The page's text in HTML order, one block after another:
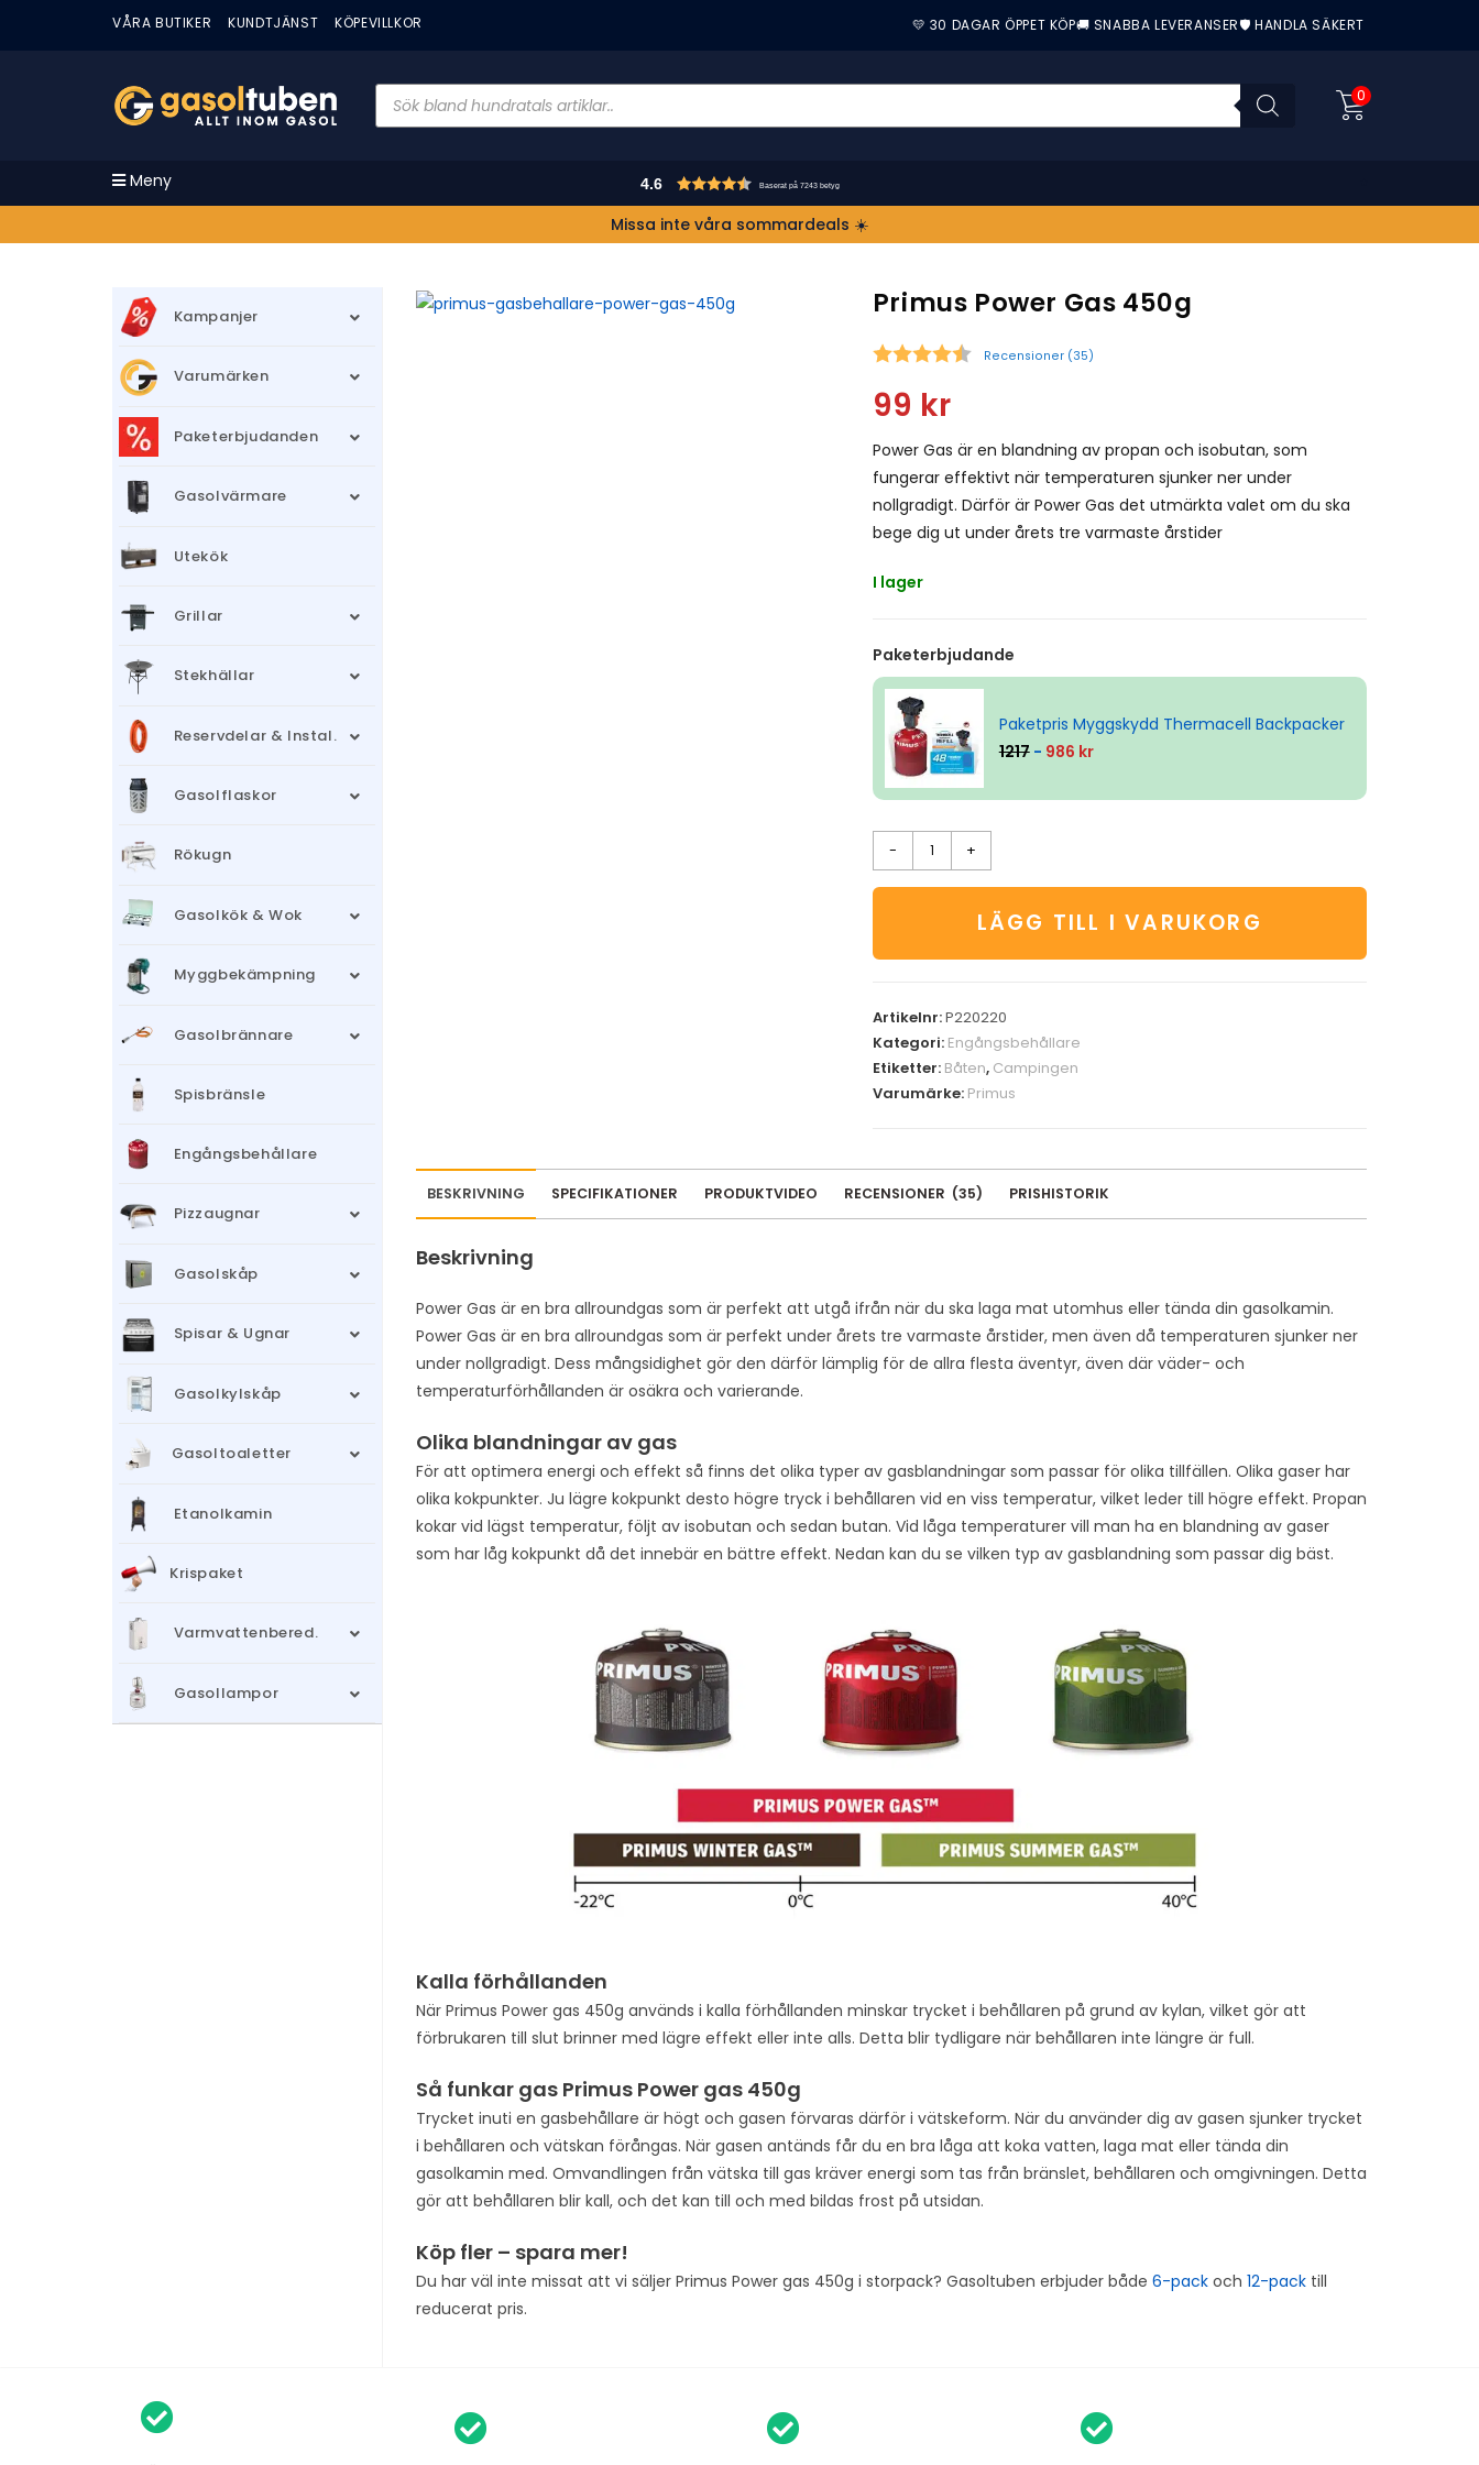
VÅRA BUTIKER KUNDTJÄNST KÖPEVILLKOR 💛 30 DAGAR ÖPPET KÖP🚚 SNABBA LEVERANSER🛡️ HANDLA SÄKERT
0
Meny 4.6 Baserat på 7243 betyg
Missa inte våra sommardeals ☀️
Primus Power Gas 450g
Recensioner (35)
99 kr
Power Gas är en blandning av propan och isobutan, som
fungerar effektivt när temperaturen sjunker ner under
nollgradigt. Därför är Power Gas det utmärkta valet om du ska
bege dig ut under årets tre varmaste årstider
I lager
Paketerbjudande
Paketpris Myggskydd Thermacell Backpacker
1217- 986 kr
- +
LÄGG TILL I VARUKORG
Artikelnr:P220220
Kategori: Engångsbehållare
Etiketter: Båten, Campingen
Varumärke: Primus
BESKRIVNING SPECIFIKATIONER PRODUKTVIDEO RECENSIONER (35) PRISHISTORIK
Beskrivning
Power Gas är en bra allroundgas som är perfekt att utgå ifrån när du ska laga mat utomhus eller tända din gasolkamin.
Power Gas är en bra allroundgas som är perfekt under årets tre varmaste årstider, men även då temperaturen sjunker ner
under nollgradigt. Dess mångsidighet gör den därför lämplig för de allra flesta äventyr, även där väder- och
temperaturförhållanden är osäkra och varierande.
Olika blandningar av gas
För att optimera energi och effekt så finns det olika typer av gasblandningar som passar för olika tillfällen. Olika gaser har
olika kokpunkter. Ju lägre kokpunkt desto högre tryck i behållaren vid en viss temperatur, vilket leder till högre effekt. Propan
kokar vid lägst temperatur, följt av isobutan och sedan butan. Vid låga temperaturer vill man ha en blandning av gaser
som har låg kokpunkt då det innebär en bättre effekt. Nedan kan du se vilken typ av gasblandning som passar dig bäst.
Kalla förhållanden
När Primus Power gas 450g används i kalla förhållanden minskar trycket i behållaren på grund av kylan, vilket gör att
förbrukaren till slut brinner med lägre effekt eller inte alls. Detta blir tydligare när behållaren inte längre är full.
Så funkar gas Primus Power gas 450g
Trycket inuti en gasbehållare är högt och gasen förvaras därför i vätskeform. När du använder dig av gasen sjunker trycket
i behållaren och vätskan förångas. När gasen antänds får du en bra låga att koka vatten, laga mat eller tända din
gasolkamin med. Omvandlingen från vätska till gas kräver energi som tas från bränslet, behållaren och omgivningen. Detta
gör att behållaren blir kall, och det kan till och med bildas frost på utsidan.
Köp fler – spara mer!
Du har väl inte missat att vi säljer Primus Power gas 450g i storpack? Gasoltuben erbjuder både 6-pack och 12-pack till
reducerat pris.
Kampanjer
Varumärken
Paketerbjudanden
Gasolvärmare
Utekök
Grillar
Stekhällar
Reservdelar & Instal.
Gasolflaskor
Rökugn
Gasolkök & Wok
Myggbekämpning
Gasolbrännare
Spisbränsle
Engångsbehållare
Pizzaugnar
Gasolskåp
Spisar & Ugnar
Gasolkylskåp
Gasoltoaletter
Etanolkamin
Krispaket
Varmvattenbered.
Gasollampor